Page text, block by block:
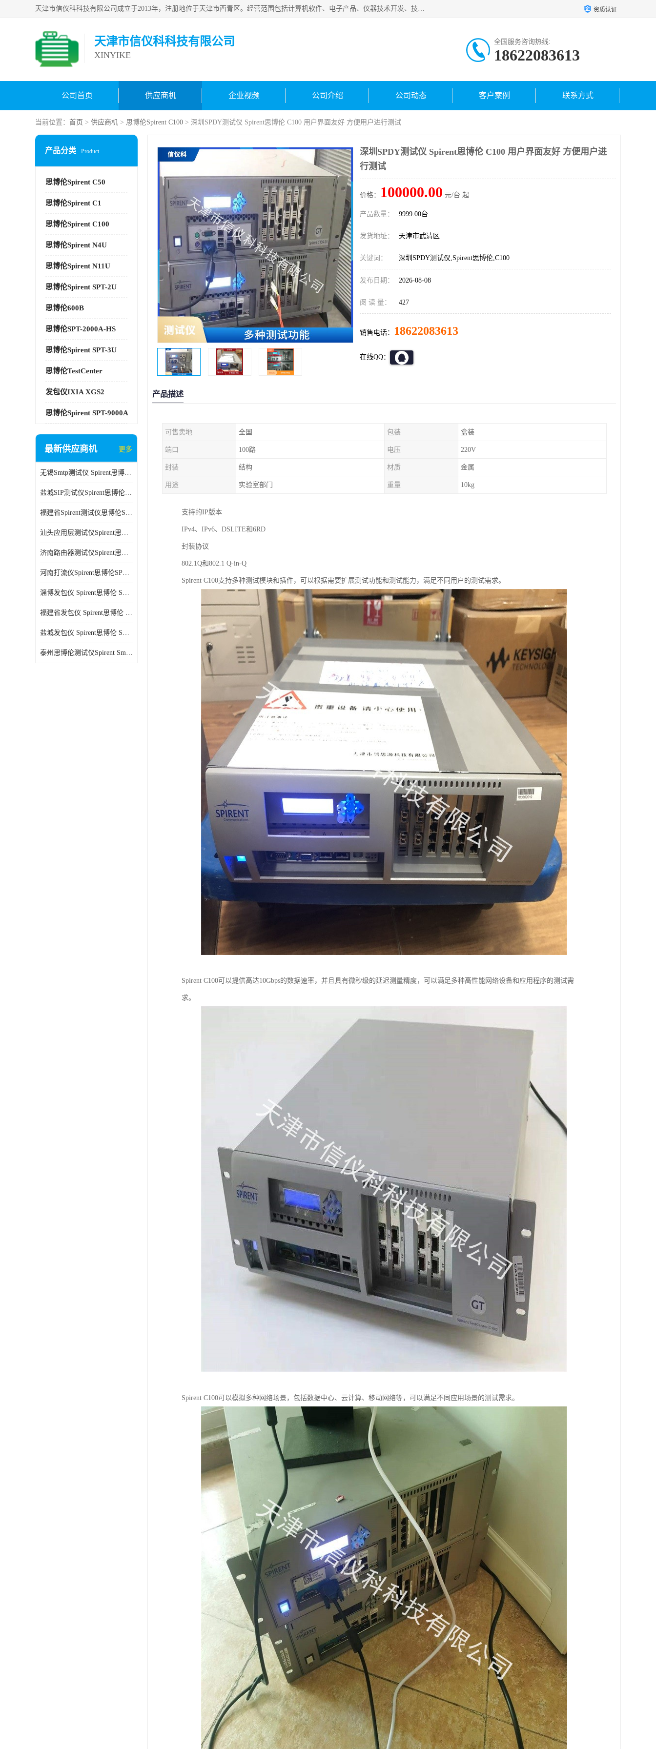
天津市信仪科科技有限公司成立于2013年，注册地位于天津市西青区。经营范围包括计算机软件、电子产品、仪器技术开发、技术转让、技术咨询、技术服务、网络工程、电子监控工程安装等；主要产品有：网络流量测试仪、Ixia XM2、XM12、XGS2、XGS12、400T、1600T、X16网络协议分析仪，Agilent N2X 等等各种型号，欢迎来电咨询。 资质认证
天津市信仪科科技有限公司
XINYIKE
全国服务咨询热线:
18622083613
公司首页 供应商机 企业视频 公司介绍 公司动态 客户案例 联系方式
当前位置： 首页 > 供应商机 > 思博伦Spirent C100 > 深圳SPDY测试仪 Spirent思博伦 C100 用户界面友好 方便用户进行测试
产品分类 Product
思博伦Spirent C50
思博伦Spirent C1
思博伦Spirent C100
思博伦Spirent N4U
思博伦Spirent N11U
思博伦Spirent SPT-2U
思博伦600B
思博伦SPT-2000A-HS
思博伦Spirent SPT-3U
思博伦TestCenter
发包仪IXIA XGS2
思博伦Spirent SPT-9000A
最新供应商机 更多
无锡Smtp测试仪 Spirent思博伦 C100 方便用户进行测试
盐城SIP测试仪Spirent思博伦SPT-2U 可扩展性较强 高速数据传输
福建省Spirent测试仪思博伦SPT-2U 能够快速上手 方便用户进行测试
汕头应用层测试仪Spirent思博伦SPT-2U 提高测试效率 适用于多种行业
济南路由器测试仪Spirent思博伦SPT-2U 用户界面友好 多种测试功能
河南打流仪Spirent思博伦SPT-2U 操作简单 灵活的测试方案
淄博发包仪 Spirent思博伦 SmartBits 600B 高速数据传输
福建省发包仪 Spirent思博伦 SmartBits 600B 可以支持多种通信技术
盐城发包仪 Spirent思博伦 SmartBits 600B 可配置多个单端测试模块
泰州思博伦测试仪Spirent SmartBits 600B 灵活的测试方案
深圳SPDY测试仪 Spirent思博伦 C100 用户界面友好 方便用户进
行测试
价格： 100000.00 元/台 起
产品数量： 9999.00台
发货地址： 天津市武清区
关键词： 深圳SPDY测试仪,Spirent思博伦,C100
发布日期： 2026-08-08
阅 读 量： 427
销售电话： 18622083613
在线QQ：
产品描述
可售卖地 全国 包装 盒装
端口 100路 电压 220V
封装 结构 材质 金属
用途 实验室部门 重量 10kg
支持的IP版本
IPv4、IPv6、DSLITE和6RD
封装协议
802.1Q和802.1 Q-in-Q
Spirent C100支持多种测试模块和插件，可以根据需要扩展测试功能和测试能力，满足不同用户的测试需求。
Spirent C100可以提供高达10Gbps的数据速率，并且具有微秒级的延迟测量精度，可以满足多种高性能网络设备和应用程序的测试需
求。
Spirent C100可以模拟多种网络场景，包括数据中心、云计算、移动网络等，可以满足不同应用场景的测试需求。